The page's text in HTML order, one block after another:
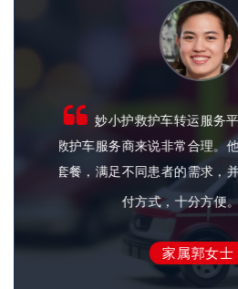
使用妙小护救护车转运
感受到他们每一位员工都对
心。在转运过程中，他们会细
求，让患者获得了全方位
家属李先生